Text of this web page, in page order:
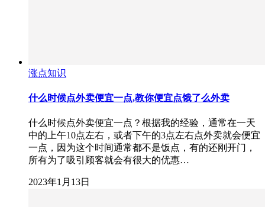
涨点知识
什么时候点外卖便宜一点,教你便宜点饿了么外卖
什么时候点外卖便宜一点？根据我的经验，通常在一天
中的上午10点左右，或者下午的3点左右点外卖就会便宜
一点，因为这个时间通常都不是饭点，有的还刚开门，
所有为了吸引顾客就会有很大的优惠…
2023年1月13日